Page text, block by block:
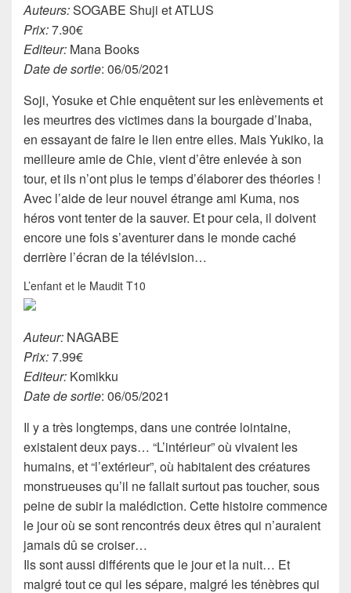
Auteurs:SOGABE Shuji et ATLUS
Prix:7.90€
Editeur: Mana Books
Date de sortie: 06/05/2021
Soji, Yosuke et Chie enquêtent sur les enlèvements et
les meurtres des victimes dans la bourgade d’Inaba,
en essayant de faire le lien entre elles. Mais Yukiko, la
meilleure amie de Chie, vient d’être enlevée à son
tour, et ils n’ont plus le temps d’élaborer des théories !
Avec l’aide de leur nouvel étrange ami Kuma, nos
héros vont tenter de la sauver. Et pour cela, il doivent
encore une fois s’aventurer dans le monde caché
derrière l’écran de la télévision…
L’enfant et le Maudit T10
Auteur: NAGABE
Prix:7.99€
Editeur: Komikku
Date de sortie: 06/05/2021
Il y a très longtemps, dans une contrée lointaine,
existaient deux pays… “L’intérieur” où vivaient les
humains, et “l’extérieur”, où habitaient des créatures
monstrueuses qu’il ne fallait surtout pas toucher, sous
peine de subir la malédiction. Cette histoire commence
le jour où se sont rencontrés deux êtres qui n’auraient
jamais dû se croiser…
Ils sont aussi différents que le jour et la nuit… Et
malgré tout ce qui les sépare, malgré les ténèbres qui